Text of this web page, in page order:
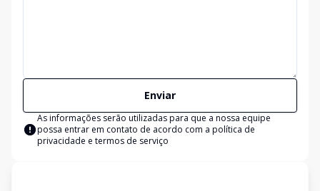
Enviar
As informações serão utilizadas para que a nossa equipe
possa entrar em contato de acordo com a política de
privacidade e termos de serviço